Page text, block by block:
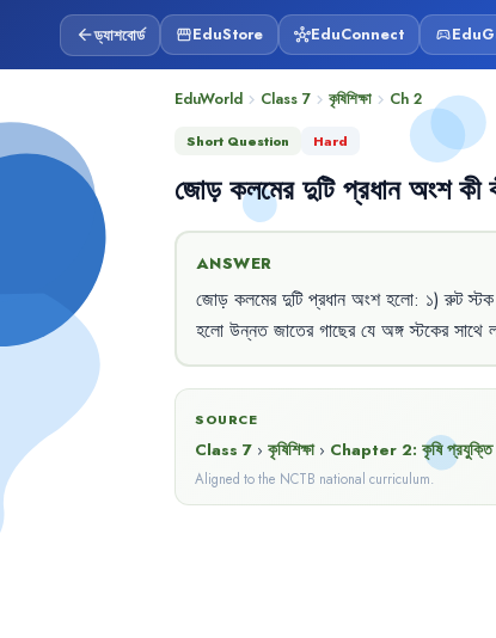
arrow_backড্যাশবোর্ড storefrontEduStore hubEduConnect sports_esports
EduWorld chevron_right Class 7 chevron_right কৃষিশিক্ষা chevron_right Ch 2
Short Question Hard
জোড় কলমের দুটি প্রধান অংশ কী
ANSWER
জোড় কলমের দুটি প্রধান অংশ হলো: ১) রুট স্টক
হলো উন্নত জাতের গাছের যে অঙ্গ স্টকের সাথে
SOURCE
Class 7 › কৃষিশিক্ষা › Chapter 2: কৃষি প্রযুক্তি
Aligned to the NCTB national curriculum.